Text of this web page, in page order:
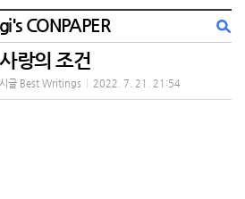
CONPAPER
랑의 조건
글 Best Writings 2022. 7. 21. 21:54